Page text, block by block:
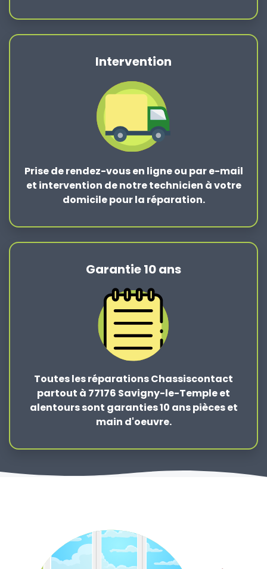
Intervention
Prise de rendez-vous en ligne ou par e-mail
et intervention de notre technicien à votre
domicile pour la réparation.
Garantie 10 ans
Toutes les réparations Chassiscontact
partout à 77176 Savigny-le-Temple et
alentours sont garanties 10 ans pièces et
main d'oeuvre.